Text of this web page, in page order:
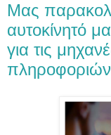
Μας
αυτοκίνητό
για τις